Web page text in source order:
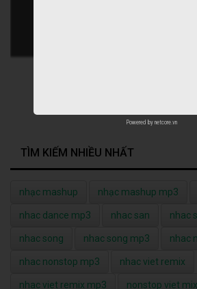
TÌM KIẾM NHIỀU NHẤT
nhạc mashup nhạc mashup mp3
nhac dance mp3 nhac san nhac
nhac song nhac song mp3 nhac
nhac nonstop mp3 nhac viet remix
nhac viet remix mp3 nonstop viet mix
Powered by netcore.vn